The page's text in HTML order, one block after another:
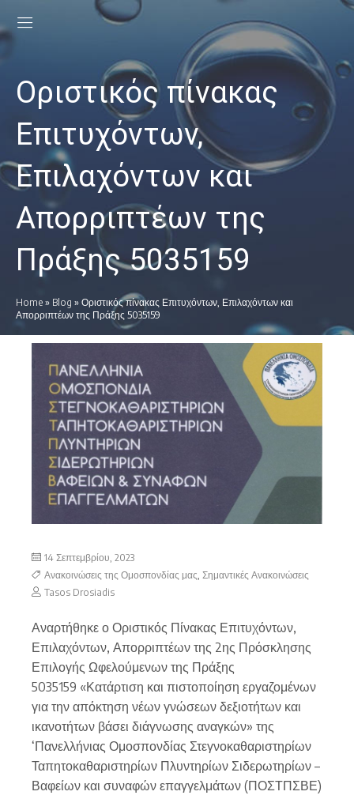
Οριστικός πίνακας
Επιτυχόντων,
Επιλαχόντων και
Απορριπτέων της
Πράξης 5035159
Home » Blog » Οριστικός πίνακας Επιτυχόντων, Επιλαχόντων και
Απορριπτέων της Πράξης 5035159
14 Σεπτεμβρίου, 2023
Ανακοινώσεις της Ομοσπονδίας μας, Σημαντικές Ανακοινώσεις
Tasos Drosiadis
Αναρτήθηκε ο Οριστικός Πίνακας Επιτυχόντων,
Επιλαχόντων, Απορριπτέων της 2ης Πρόσκλησης
Επιλογής Ωφελούμενων της Πράξης
5035159 «Κατάρτιση και πιστοποίηση εργαζομένων
για την απόκτηση νέων γνώσεων δεξιοτήτων και
ικανοτήτων βάσει διάγνωσης αναγκών» της
‘Πανελλήνιας Ομοσπονδίας Στεγνοκαθαριστηρίων
Ταπητοκαθαριστηρίων Πλυντηρίων Σιδερωτηρίων –
Βαφείων και συναφών επαγγελμάτων (ΠΟΣΤΠΣΒΕ)